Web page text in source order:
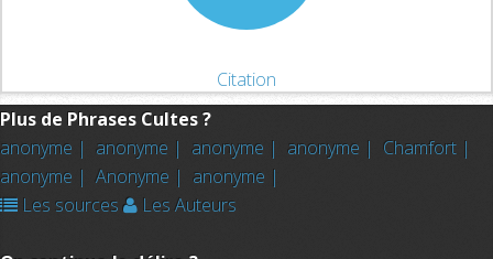
Citation
Plus de Phrases Cultes ?
anonyme | anonyme | anonyme | anonyme | Chamfort |
anonyme | Anonyme | anonyme |
Les sources
Les Auteurs